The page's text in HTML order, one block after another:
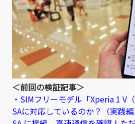
＜前回の検証記事＞
・SIMフリーモデル「Xperia 1 V
SAに対応しているのか？（実践